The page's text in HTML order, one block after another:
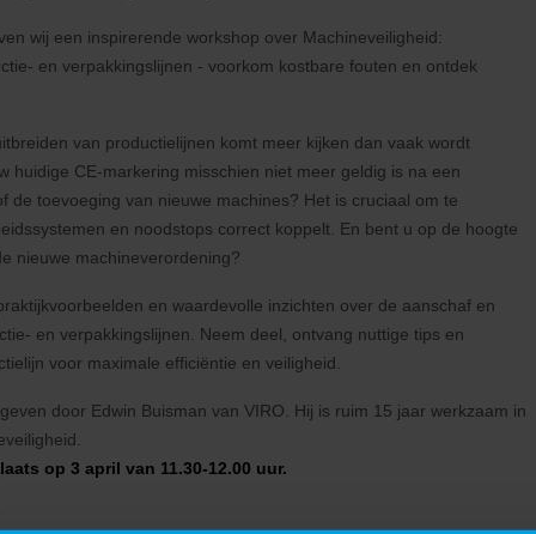
wij een inspirerende workshop over Machineveiligheid:
en verpakkingslijnen - voorkom kostbare fouten en ontdek
van productielijnen komt meer kijken dan vaak wordt
huidige CE-markering misschien niet meer geldig is na een
de toevoeging van nieuwe machines? Het is cruciaal om te
en noodstops correct koppelt. En bent u op de hoogte
nieuwe machineverordening?
en waardevolle inzichten over de aanschaf en
en verpakkingslijnen. Neem deel, ontvang nuttige tips en
voor maximale efficiëntie en veiligheid.
door Edwin Buisman van VIRO. Hij is ruim 15 jaar werkzaam in
op 3 april van 11.30-12.00 uur.